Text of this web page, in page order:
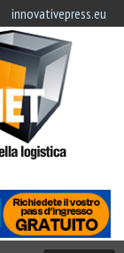
innovativepress.eu